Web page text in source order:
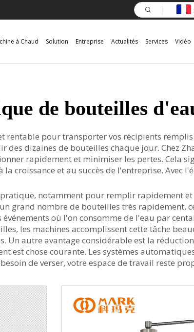
à Chaud Solution Entreprise Actualités Services Vidéo
de bouteilles
rentable pour transporter vos récipients
dizaines de bouteilles chaque jour. Chez
rapidement et minimiser les pertes. Cela
croissance et au succès de l'entreprise. Avec
notamment pour remplir rapidement et
grand nombre de bouteilles très rapidement,
où l'on consomme de l'eau par
les machines accomplissent cette tâche
Un autre avantage considérable est la
est chose courante. Les systèmes
de verser, votre espace de travail reste